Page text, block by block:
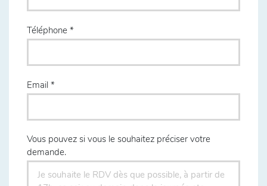
Téléphone
Email
Vous pouvez si vous le souhaitez préciser votre
demande.